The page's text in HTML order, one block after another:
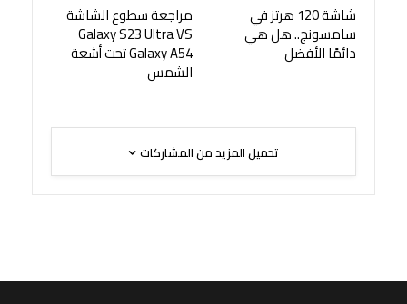
شاشة 120 هرتز في
سامسونج.. هل هي
دائمًا الأفضل
مراجعة سطوع الشاشة
Galaxy S23 Ultra VS
Galaxy A54 تحت أشعة
الشمس
تحميل المزيد من المشاركات